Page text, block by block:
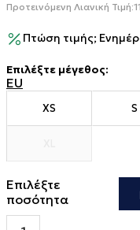
Προτεινόμενη Λιανική Τιμή:
Πτώση τιμής;
Επιλέξτε μέγεθος:
EU
XS S
Επιλέξτε
ποσότητα